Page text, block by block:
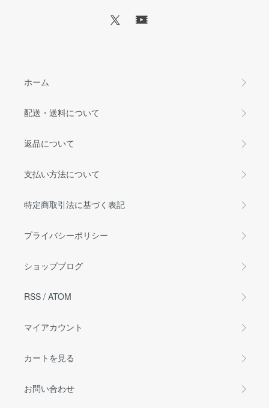
ホーム
配送・送料について
返品について
支払い方法について
特定商取引法に基づく表記
プライバシーポリシー
ショップブログ
RSS / ATOM
マイアカウント
カートを見る
お問い合わせ